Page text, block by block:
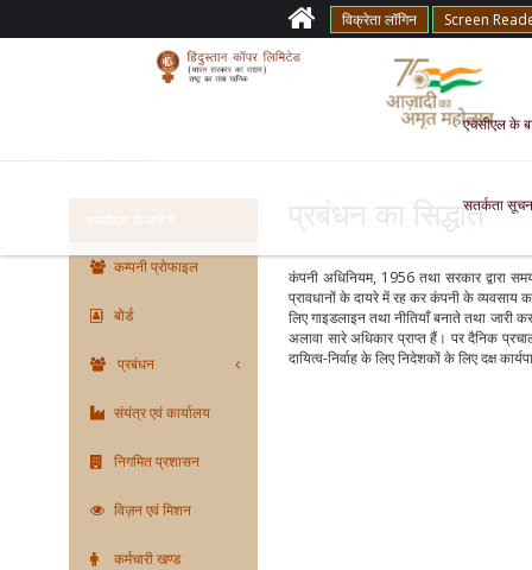
विक्रेता लॉगिन Screen
एचसीएल के
सतर्कता
कम्पनी प्रोफाइल
बोर्ड
प्रबंधन
संयंत्र एवं कार्यालय
निगमित प्रशासन
विज़न एवं मिशन
कर्मचारी खण्ड
प्रबंधन का सिद्धांत
कंपनी अधिनियम, 1956 तथा सरकार द्वारा
प्रावधानों के दायरे में रह कर कंपनी के व्यवसाय
लिए गाइडलाइन तथा नीतियाँ बनाते तथा जारी
अलावा सारे अधिकार प्राप्त हैं। पर दैनिक
दायित्व-निर्वाह के लिए निदेशकों के लिए दक्ष